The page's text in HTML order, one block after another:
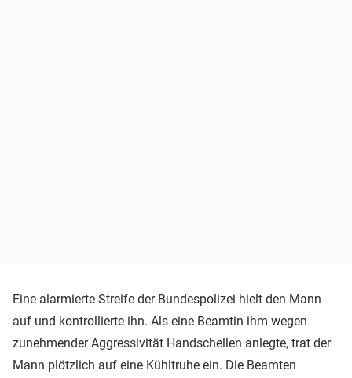
Eine alarmierte Streife der Bundespolizei hielt den Mann
auf und kontrollierte ihn. Als eine Beamtin ihm wegen
zunehmender Aggressivität Handschellen anlegte, trat der
Mann plötzlich auf eine Kühltruhe ein. Die Beamten